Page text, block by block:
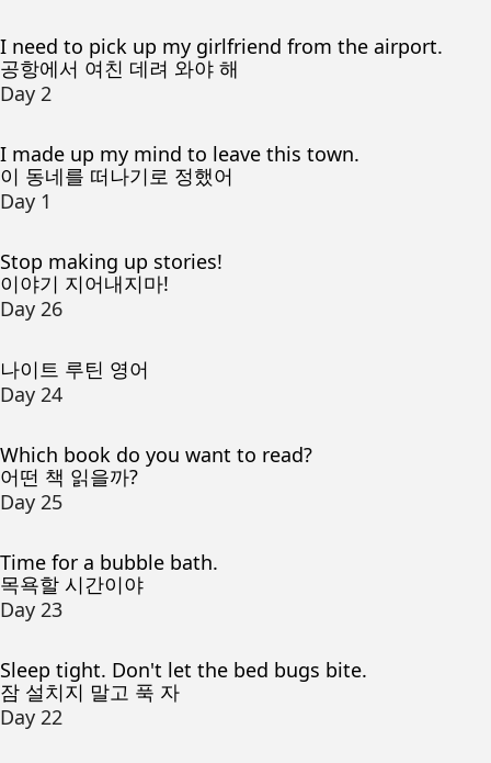
I need to pick up my girlfriend from the airport.
공항에서 여친 데려 와야 해
Day 2
I made up my mind to leave this town.
이 동네를 떠나기로 정했어
Day 1
Stop making up stories!
이야기 지어내지마!
Day 26
나이트 루틴 영어
Day 24
Which book do you want to read?
어떤 책 읽을까?
Day 25
Time for a bubble bath.
목욕할 시간이야
Day 23
Sleep tight. Don't let the bed bugs bite.
잠 설치지 말고 푹 자
Day 22